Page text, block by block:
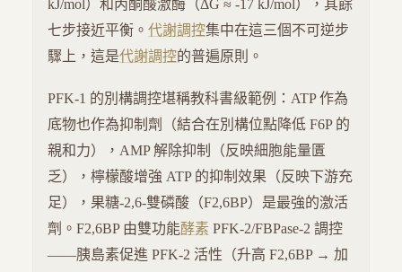
kJ/mol）和丙酮酸激酶（ΔG ≈ -17 kJ/mol），其餘
七步接近平衡。 代謝調控集中在這三個不可逆步
驟上，這是代謝調控的普遍原則。
PFK-1 的別構調控堪稱教科書級範例：ATP 作為
底物也作為抑制劑（結合在別構位點降低 F6P 的
親和力），AMP 解除抑制（反映細胞能量匱
乏），檸檬酸增強 ATP 的抑制效果（反映下游充
足），果糖-2,6-雙磷酸（F2,6BP）是最強的激活
劑。F2,6BP 由雙功能酵素 PFK-2/FBPase-2 調控
——胰島素促進 PFK-2 活性（升高 F2,6BP → 加